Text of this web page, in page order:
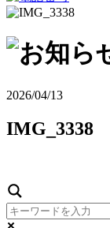
2026/04/13
IMG_3338